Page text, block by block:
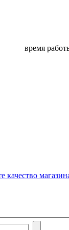
время